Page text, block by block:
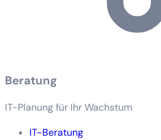
Beratung
IT-Planung für Ihr Wachstum
IT-Beratung